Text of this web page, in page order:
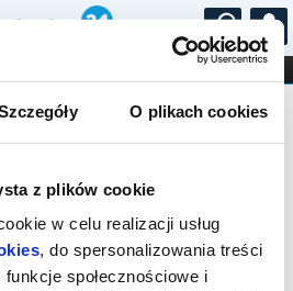
O plikach cookies
z plików cookie
w celu realizacji usług
, do spersonalizowania treści
społecznościowe i
...
I BALET
STAND-UP
on-line na wydarzenie